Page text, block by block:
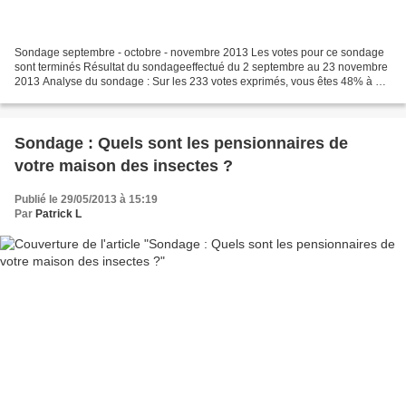
Sondage septembre - octobre - novembre 2013 Les votes pour ce sondage
sont terminés Résultat du sondageeffectué du 2 septembre au 23 novembre
2013 Analyse du sondage : Sur les 233 votes exprimés, vous êtes 48% à ne
Sondage : Quels sont les pensionnaires de
votre maison des insectes ?
Publié le 29/05/2013 à 15:19
Par Patrick L